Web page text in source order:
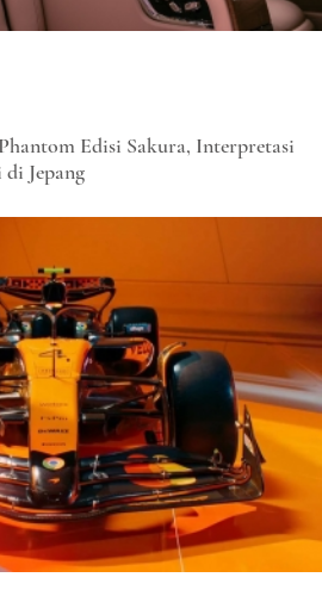
Edisi Sakura, Interpretasi
Jepang